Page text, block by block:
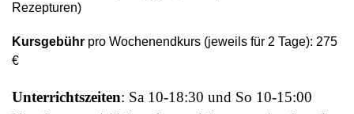
Rezepturen)
Kursgebühr pro Wochenendkurs (jeweils für 2 Tage): 275
€
Unterrichtszeiten: Sa 10-18:30 und So 10-15:00